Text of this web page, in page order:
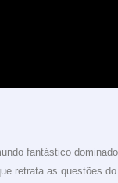
fantástico
retrata as questões